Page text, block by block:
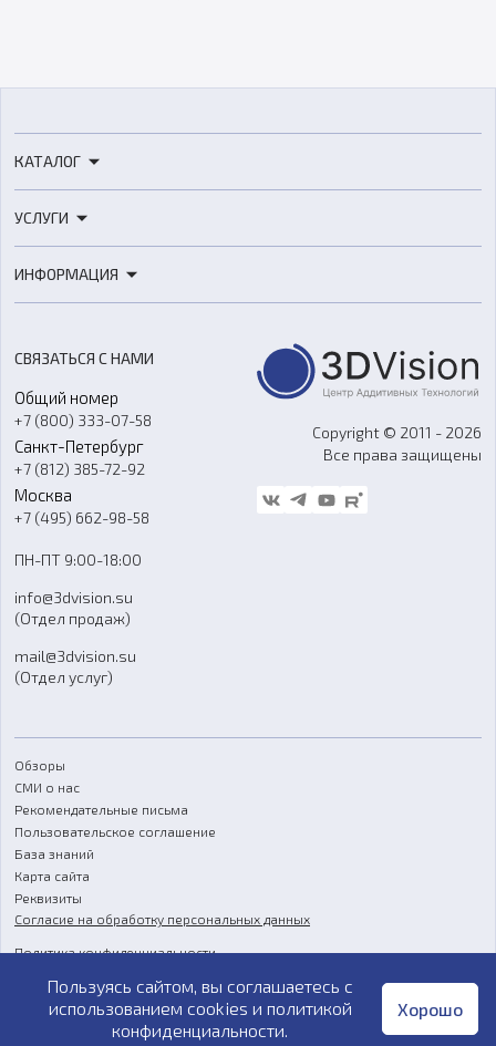
КАТАЛОГ
3D-сканеры
Расходные материалы
Оборудование и материалы для вакуумного литья
Аксессуары и прочее оборудование
Программное обеспечение
УСЛУГИ
3D-моделирование
Ремонт и услуги
ИНФОРМАЦИЯ
О компании
Контакты
Гос. закупки
Стать дилером
Блог
FAQ
СВЯЗАТЬСЯ С НАМИ
Общий номер
+7 (800) 333-07-58
Санкт-Петербург
+7 (812) 385-72-92
Москва
+7 (495) 662-98-58
ПН-ПТ 9:00-18:00
info@3dvision.su
(Отдел продаж)
mail@3dvision.su
(Отдел услуг)
Copyright © 2011 - 2026
Все права защищены
Обзоры
СМИ о нас
Рекомендательные письма
Пользовательское соглашение
База знаний
Карта сайта
Реквизиты
Согласие на обработку персональных данных
Политика конфиденциальности
Публичная оферта
Пользуясь сайтом, вы соглашаетесь с
использованием cookies и политикой
конфиденциальности.
Хорошо